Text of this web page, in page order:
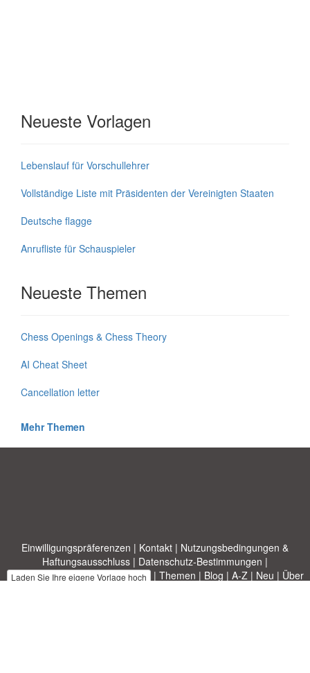
Neueste Vorlagen
Lebenslauf für Vorschullehrer
Vollständige Liste mit Präsidenten der Vereinigten Staaten
Deutsche flagge
Anrufliste für Schauspieler
Neueste Themen
Chess Openings & Chess Theory
AI Cheat Sheet
Cancellation letter
Mehr Themen
Einwilligungspräferenzen | Kontakt | Nutzungsbedingungen &
Haftungsausschluss | Datenschutz-Bestimmungen |
Laden Sie Ihre eigene Vorlage hoch | Themen | Blog | A-Z| Neu | Über